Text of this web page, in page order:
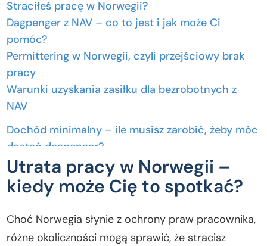
Straciłeś pracę w Norwegii?
Dagpenger z NAV – co to jest i jak może Ci
pomóc?
Permittering w Norwegii, czyli przejściowy brak
pracy
Warunki uzyskania zasiłku dla bezrobotnych z
NAV
Dochód minimalny – ile musisz zarobić, żeby móc
dostać dagpenger?
Dagpenger w Norwegii – ile wynosi zasiłek dla
bezrobotnych?
Dagpengegrunnlag – czyli od jakiej kwoty urząd
obliczy wysokość Twojego zasiłku dla
Utrata pracy w Norwegii –
kiedy może Cię to spotkać?
Choć Norwegia słynie z ochrony praw pracownika,
różne okoliczności mogą sprawić, że stracisz